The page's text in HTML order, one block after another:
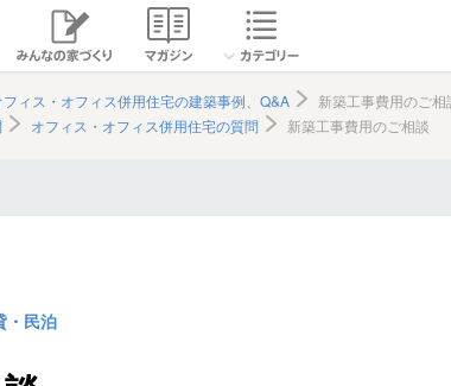
フィス・オフィス併用住宅の建築事例、Q&A
新築工事費用のご相
オフィス・オフィス併用住宅の質問 新築工事費用のご相談
・民泊